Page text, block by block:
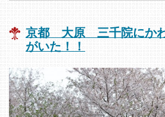
京都 大原 三千院にか
がいた！！